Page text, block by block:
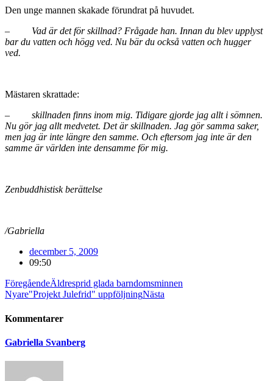
Den unge mannen skakade förundrat på huvudet.
– Vad är det för skillnad? Frågade han. Innan du blev upplyst
bar du vatten och högg ved. Nu bär du också vatten och hugger
ved.
Mästaren skrattade:
– skillnaden finns inom mig. Tidigare gjorde jag allt i sömnen.
Nu gör jag allt medvetet. Det är skillnaden. Jag gör samma saker,
men jag är inte längre den samme. Och eftersom jag inte är den
samme är världen inte densamme för mig.
Zenbuddhistisk berättelse
/Gabriella
december 5, 2009
09:50
FöregåendeÄldresprid glada barndomsminnen
Nyare"Projekt Julefrid" uppföljningNästa
Kommentarer
Gabriella Svanberg